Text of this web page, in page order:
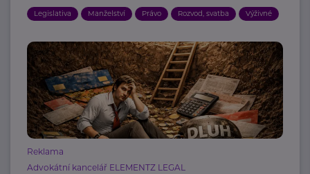
Legislativa Manželství Právo Rozvod, svatba Výživné
Reklama
Advokátní kancelář ELEMENTZ LEGAL